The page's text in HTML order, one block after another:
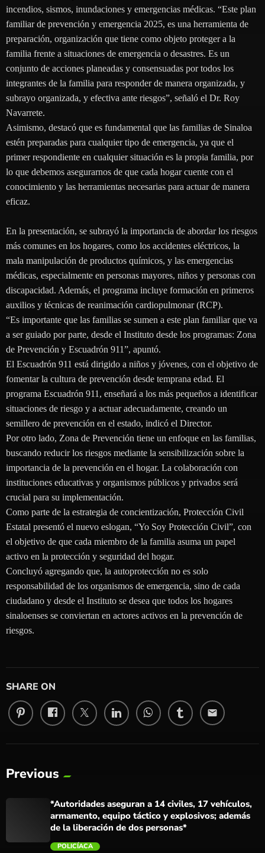
incendios, sismos, inundaciones y emergencias médicas. “Este plan
familiar de prevención y emergencia 2025, es una herramienta de
preparación, organización que tiene como objeto proteger a la
familia frente a situaciones de emergencia o desastres. Es un
conjunto de acciones planeadas y consensuadas por todos los
integrantes de la familia para responder de manera organizada, y
subrayo organizada, y efectiva ante riesgos”, señaló el Dr. Roy
Navarrete.
Asimismo, destacó que es fundamental que las familias de Sinaloa
estén preparadas para cualquier tipo de emergencia, ya que el
primer respondiente en cualquier situación es la propia familia, por
lo que debemos asegurarnos de que cada hogar cuente con el
conocimiento y las herramientas necesarias para actuar de manera
eficaz.
En la presentación, se subrayó la importancia de abordar los riesgos
más comunes en los hogares, como los accidentes eléctricos, la
mala manipulación de productos químicos, y las emergencias
médicas, especialmente en personas mayores, niños y personas con
discapacidad. Además, el programa incluye formación en primeros
auxilios y técnicas de reanimación cardiopulmonar (RCP).
“Es importante que las familias se sumen a este plan familiar que va
a ser guiado por parte, desde el Instituto desde los programas: Zona
de Prevención y Escuadrón 911”, apuntó.
El Escuadrón 911 está dirigido a niños y jóvenes, con el objetivo de
fomentar la cultura de prevención desde temprana edad. El
programa Escuadrón 911, enseñará a los más pequeños a identificar
situaciones de riesgo y a actuar adecuadamente, creando un
semillero de prevención en el estado, indicó el Director.
Por otro lado, Zona de Prevención tiene un enfoque en las familias,
buscando reducir los riesgos mediante la sensibilización sobre la
importancia de la prevención en el hogar. La colaboración con
instituciones educativas y organismos públicos y privados será
crucial para su implementación.
Como parte de la estrategia de concientización, Protección Civil
Estatal presentó el nuevo eslogan, “Yo Soy Protección Civil”, con
el objetivo de que cada miembro de la familia asuma un papel
activo en la protección y seguridad del hogar.
Concluyó agregando que, la autoprotección no es solo
responsabilidad de los organismos de emergencia, sino de cada
ciudadano y desde el Instituto se desea que todos los hogares
sinaloenses se conviertan en actores activos en la prevención de
riesgos.
SHARE ON
email
Previous
*Autoridades aseguran a 14 civiles, 17 vehículos,
armamento, equipo táctico y explosivos; además
de la liberación de dos personas*
POLICÍACA